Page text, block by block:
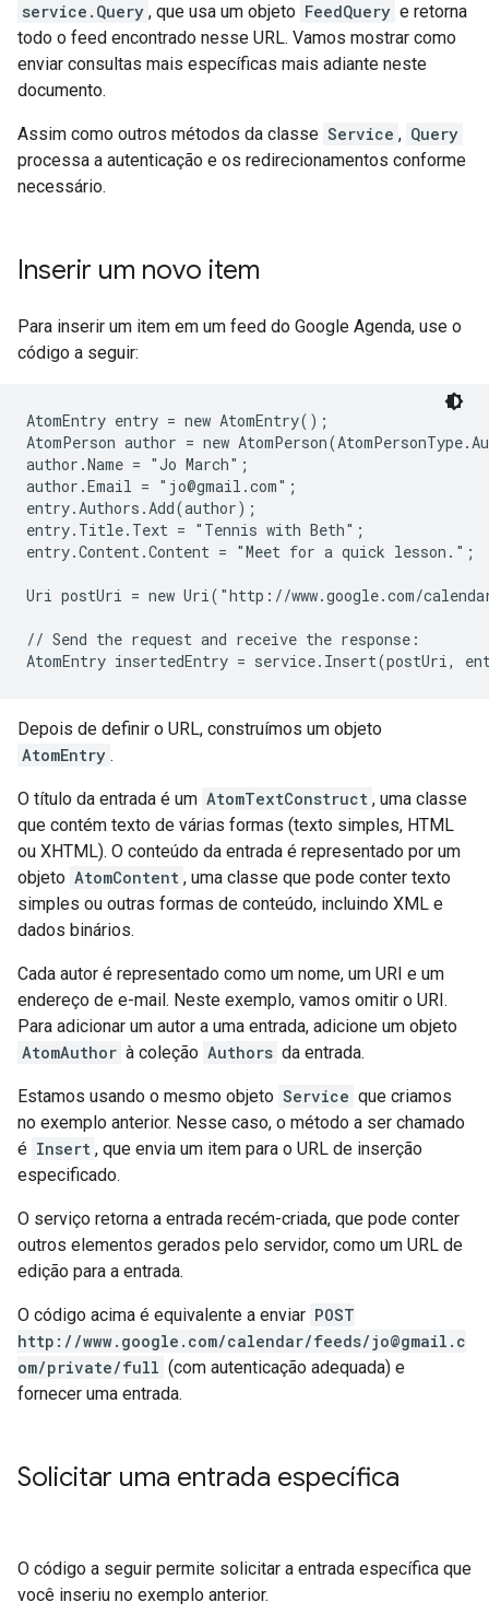
service.Query , que usa um objeto FeedQuery e retorna
todo o feed encontrado nesse URL. Vamos mostrar como
enviar consultas mais específicas mais adiante neste
documento.
Assim como outros métodos da classe Service , Query
processa a autenticação e os redirecionamentos conforme
necessário.
Inserir um novo item
Para inserir um item em um feed do Google Agenda, use o
código a seguir:
AtomEntry entry = new AtomEntry();
AtomPerson author = new
author.Name = "Jo March";
author.Email = "jo@gmail.com";
entry.Authors.Add(author);
entry.Title.Text = "Tennis with Beth";
entry.Content.Content = "Meet for a quick lesson.";
Uri postUri = new Uri("http://www.google.com/
// Send the request and receive the response:
AtomEntry insertedEntry = service.Insert(postUri,
Depois de definir o URL, construímos um objeto
AtomEntry .
O título da entrada é um AtomTextConstruct , uma classe
que contém texto de várias formas (texto simples, HTML
ou XHTML). O conteúdo da entrada é representado por um
objeto AtomContent , uma classe que pode conter texto
simples ou outras formas de conteúdo, incluindo XML e
dados binários.
Cada autor é representado como um nome, um URI e um
endereço de e-mail. Neste exemplo, vamos omitir o URI.
Para adicionar um autor a uma entrada, adicione um objeto
AtomAuthor à coleção Authors da entrada.
Estamos usando o mesmo objeto Service que criamos
no exemplo anterior. Nesse caso, o método a ser chamado
é Insert , que envia um item para o URL de inserção
especificado.
O serviço retorna a entrada recém-criada, que pode conter
outros elementos gerados pelo servidor, como um URL de
edição para a entrada.
O código acima é equivalente a enviar POST
http://www.google.com/calendar/feeds/jo@gmail.c
om/private/full (com autenticação adequada) e
fornecer uma entrada.
Solicitar uma entrada específica
O código a seguir permite solicitar a entrada específica que
você inseriu no exemplo anterior.